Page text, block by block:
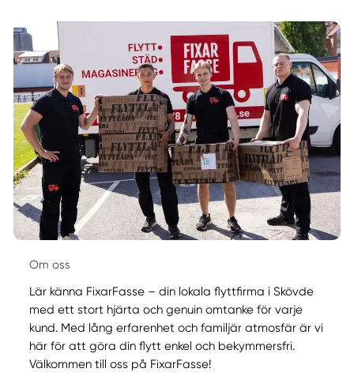
Om oss
Lär känna FixarFasse – din lokala flyttfirma i Skövde
med ett stort hjärta och genuin omtanke för varje
kund. Med lång erfarenhet och familjär atmosfär är vi
här för att göra din flytt enkel och bekymmersfri.
Välkommen till oss på FixarFasse!